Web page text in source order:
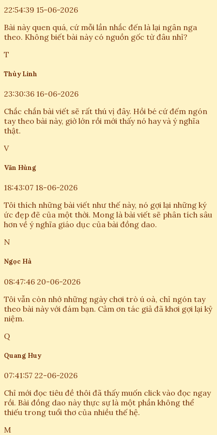
22:54:39 15-06-2026
Bài này quen quá, cứ mỗi lần nhắc đến là lại ngân nga
theo. Không biết bài này có nguồn gốc từ đâu nhỉ?
T
Thùy Linh
23:30:36 16-06-2026
Chắc chắn bài viết sẽ rất thú vị đây. Hồi bé cứ đếm ngón
tay theo bài này, giờ lớn rồi mới thấy nó hay và ý nghĩa
thật.
V
Văn Hùng
18:43:07 18-06-2026
Tôi thích những bài viết như thế này, nó gợi lại những ký
ức đẹp đẽ của một thời. Mong là bài viết sẽ phân tích sâu
hơn về ý nghĩa giáo dục của bài đồng dao.
N
Ngọc Hà
08:47:46 20-06-2026
Tôi vẫn còn nhớ những ngày chơi trò ú oà, chỉ ngón tay
theo bài này với đám bạn. Cảm ơn tác giả đã khơi gợi lại kỷ
niệm.
Q
Quang Huy
07:41:57 22-06-2026
Chỉ mới đọc tiêu đề thôi đã thấy muốn click vào đọc ngay
rồi. Bài đồng dao này thực sự là một phần không thể
thiếu trong tuổi thơ của nhiều thế hệ.
M